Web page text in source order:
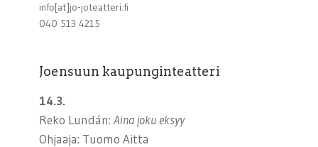
info[at]jo-joteatteri.fi
040 513 4215
Joensuun kaupunginteatteri
14.3.
Reko Lundán: Aina joku eksyy
Ohjaaja: Tuomo Aitta